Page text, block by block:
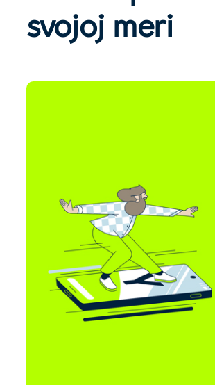
svojoj meri